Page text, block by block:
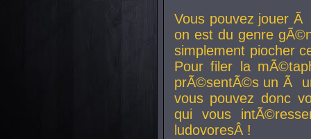
Vous pouvez jouer
on est du genre
simplement piocher
Pour filer la
prÃ©sentÃ©s un Ã
vous pouvez donc
qui vous
ludovoresÂ !